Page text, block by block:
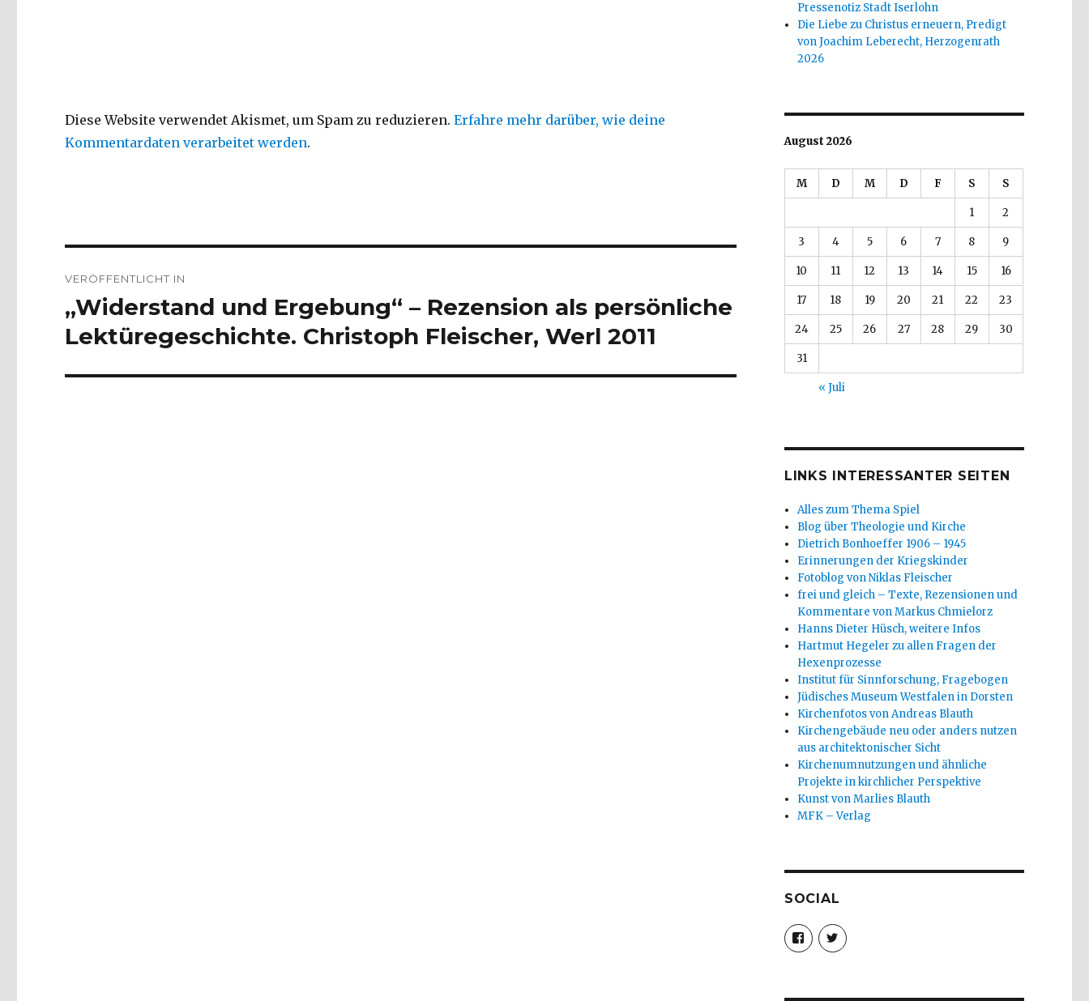
Diese Website verwendet Akismet, um Spam zu reduzieren.Erfahre mehr darüber, wie deine
Kommentardaten verarbeitet werden.
VERÖFFENTLICHT IN
„Widerstand und Ergebung“ – Rezension als persönliche
Lektüregeschichte. Christoph Fleischer, Werl 2011
Pressenotiz Stadt Iserlohn
Die Liebe zu Christus erneuern, Predigt
von Joachim Leberecht, Herzogenrath
2026
August 2026
M D M D F S S
1 2
3 4 5 6 7 8 9
10 11 12 13 14 15 16
17 18 19 20 21 22 23
24 25 26 27 28 29 30
31
« Juli
LINKS INTERESSANTER SEITEN
Alles zum Thema Spiel
Blog über Theologie und Kirche
Dietrich Bonhoeffer 1906 – 1945
Erinnerungen der Kriegskinder
Fotoblog von Niklas Fleischer
frei und gleich – Texte, Rezensionen und
Kommentare von Markus Chmielorz
Hanns Dieter Hüsch, weitere Infos
Hartmut Hegeler zu allen Fragen der
Hexenprozesse
Institut für Sinnforschung, Fragebogen
Jüdisches Museum Westfalen in Dorsten
Kirchenfotos von Andreas Blauth
Kirchengebäude neu oder anders nutzen
aus architektonischer Sicht
Kirchenumnutzungen und ähnliche
Projekte in kirchlicher Perspektive
Kunst von Marlies Blauth
MFK – Verlag
SOCIAL
Profil
von
christoph.fleischer1
anzeigen
Profil
von
anzeigen